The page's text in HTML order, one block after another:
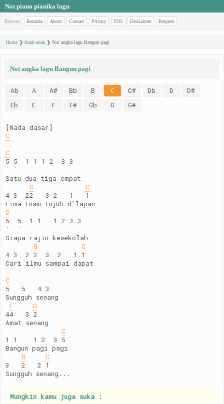
Not piano pianika lagu
Browse : Beranda About Contact Privacy TOS Disclaimer Request
Home ❯ Anak-anak ❯ Not angka lagu Bangun pagi
Not angka lagu Bangun pagi
Ab A A# Bb B C C# Db D
D#
Eb
E F F# Gb G G#
[Nada dasar]
C
C
5 5  1 1 1 2  3 3
` `
Satu dua tiga empat
G
C
4 3  22   3 2   1   1
Lima Enam tujuh d'lapan
C
5  5  1 1   1 2 3 3
`  `
Siapa rajin kesekolah
G
C
4 3  2 2  3  2   1 1
Cari ilmu sampai dapat
C
5   5   4 3
Sungguh senang
F
G
44   3 2
Amat senang
C
1 1    1 2  3 5
Bangun pagi pagi
G
C
3   2   2 1
Sungguh senang...
Mungkin kamu juga suka :